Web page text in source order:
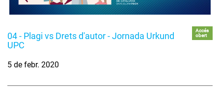
04 - Plagi vs Drets d'autor - Jornada Urkund
UPC
Accés
obert
5 de febr. 2020